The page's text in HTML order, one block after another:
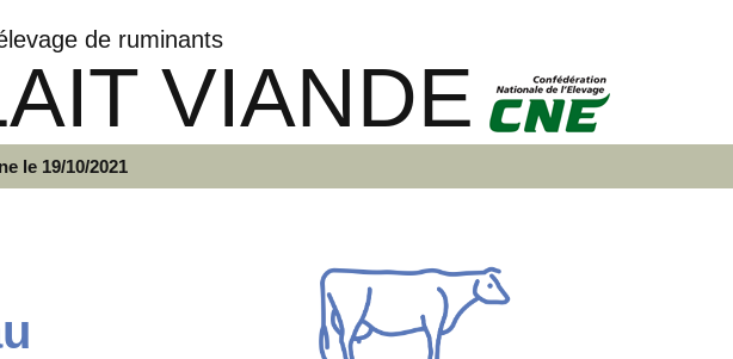
de ruminants
VIANDE
le 19/10/2021